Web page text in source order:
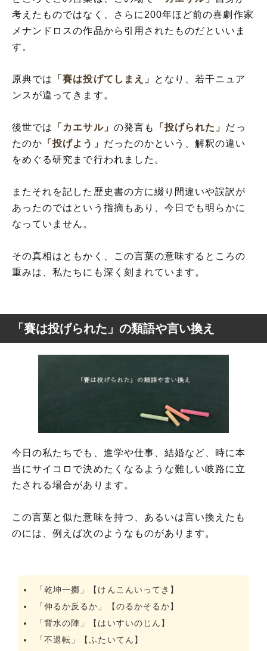
考えたものではなく、さらに200年ほど前の喜劇作家
メナンドロスの作品から引用されたものだといいま
す。
原典では 「賽は投げてしまえ」
となり、若干ニュア
ンスが違ってきます。
後世では 「カエサル」 の発言も 「投げられた」 だっ
たのか 「投げよう」 だったのかという、解釈の違い
をめぐる研究まで行われました。
またそれを記した歴史書の方に綴り間違いや誤訳が
あったのではという指摘もあり、今日でも明らかに
なっていません。
その真相はともかく、この言葉の意味するところの
重みは、私たちにも深く刻まれています。
「賽は投げられた」の類語や言い換え
今日の私たちでも、進学や仕事、結婚など、時に本
当にサイコロで決めたくなるような難しい岐路に立
たされる場合があります。
この言葉と似た意味を持つ、あるいは言い換えたも
のには、例えば次のようなものがあります。
「乾坤一擲」【けんこんいってき】
「伸るか反るか」【のるかそるか】
「背水の陣」【はいすいのじん】
「不退転」【ふたいてん】